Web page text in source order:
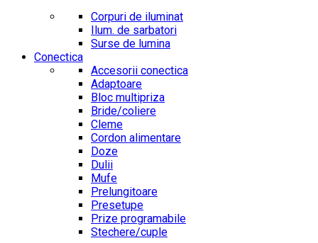
Corpuri de iluminat
Ilum. de sarbatori
Surse de lumina
Conectica
Accesorii conectica
Adaptoare
Bloc multipriza
Bride/coliere
Cleme
Cordon alimentare
Doze
Dulii
Mufe
Prelungitoare
Presetupe
Prize programabile
Stechere/cuple